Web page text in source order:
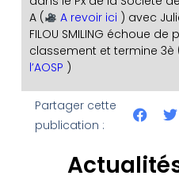
A (
A revoir ici ) avec
FILOU SMILING échoue
classement et termine 3è
l’AOSP )
Partager cette
publication :